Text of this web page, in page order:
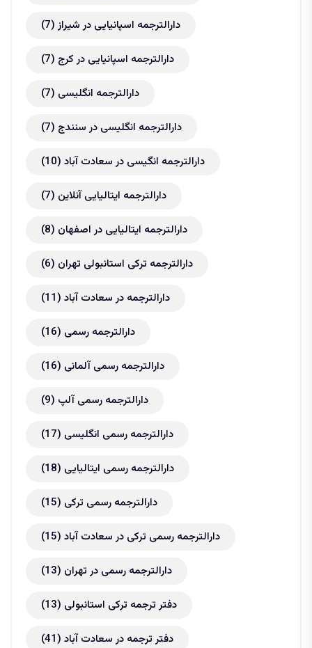
دارالترجمه اسپانیایی در شیراز(7)
دارالترجمه اسپانیایی در کرج (7)
دارالترجمه انگلیسی (7)
دارالترجمه انگلیسی در سنندج (7)
دارالترجمه انگیسی در سعادت آباد (10)
دارالترجمه ایتالیایی آنلاین (7)
دارالترجمه ایتالیایی در اصفهان (8)
دارالترجمه ترکی استانبولی تهران (6)
دارالترجمه در سعادت آباد (11)
دارالترجمه رسمی (16)
دارالترجمه رسمی آلمانی (16)
دارالترجمه رسمی آلپ (9)
دارالترجمه رسمی انگلیسی (17)
دارالترجمه رسمی ایتالیایی (18)
دارالترجمه رسمی ترکی (15)
دارالترجمه رسمی ترکی در سعادت آباد (15)
دارالترجمه رسمی در تهران (13)
دفتر ترجمه ترکی استانبولی (13)
دفتر ترجمه در سعادت آباد (41)